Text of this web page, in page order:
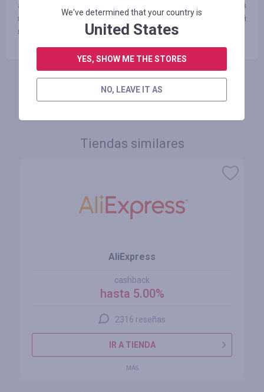
аксессуары и комплектующие для мобильных телефонов
и планшетов. Теперь мы можем предложить огромный
выбор брендов и моделей.
INICIE SESIÓN PARA DEJAR UNA RESEÑA
Tiendas similares
AliExpress
cashback
hasta 5.00%
2316 reseñas
IR A TIENDA
MÁS
We've determined that your country is
United States
YES, SHOW ME THE STORES
NO, LEAVE IT AS